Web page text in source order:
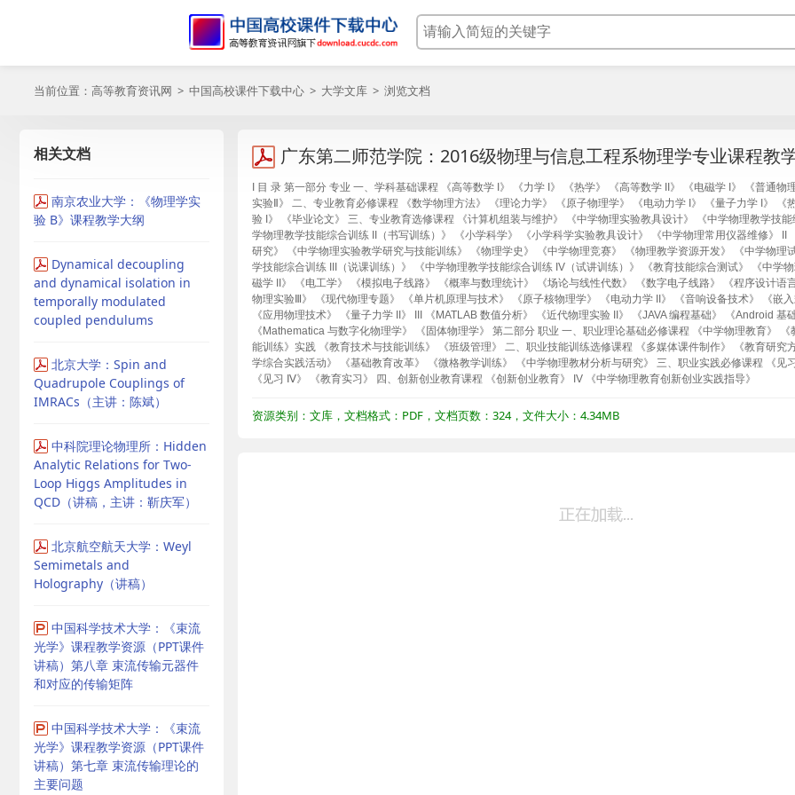
当前位置： 高等教育资讯网 > 中国高校课件下载中心 > 大学文库 > 浏览文档
相关文档
南京农业大学：《物理学实
验 B》课程教学大纲
Dynamical decoupling
and dynamical isolation in
temporally modulated
coupled pendulums
北京大学：Spin and
Quadrupole Couplings of
IMRACs（主讲：陈斌）
中科院理论物理所：Hidden
Analytic Relations for Two-
Loop Higgs Amplitudes in
QCD（讲稿，主讲：靳庆军）
北京航空航天大学：Weyl
Semimetals and
Holography（讲稿）
中国科学技术大学：《束流
光学》课程教学资源（PPT课件
讲稿）第八章 束流传输元器件
和对应的传输矩阵
中国科学技术大学：《束流
光学》课程教学资源（PPT课件
讲稿）第七章 束流传输理论的
主要问题
广东第二师范学院：2016级物理与信息工程系物理学专业课程教
I 目 录 第一部分 专业 一、学科基础课程 《高等数学 I》 《力学 I》 《热学》 《高等数学 II》 《电磁学 I》 《普通物
实验Ⅱ》 二、专业教育必修课程 《数学物理方法》 《理论力学》 《原子物理学》 《电动力学 I》 《量子力学 I》 《
验 I》 《毕业论文》 三、专业教育选修课程 《计算机组装与维护》 《中学物理实验教具设计》 《中学物理教学技
学物理教学技能综合训练 II（书写训练）》 《小学科学》 《小学科学实验教具设计》 《中学物理常用仪器维修》 II
研究》 《中学物理实验教学研究与技能训练》 《物理学史》 《中学物理竞赛》 《物理教学资源开发》 《中学物理
学技能综合训练 III（说课训练）》 《中学物理教学技能综合训练 IV（试讲训练）》 《教育技能综合测试》 《中学
磁学 II》 《电工学》 《模拟电子线路》 《概率与数理统计》 《场论与线性代数》 《数字电子线路》 《程序设计语
物理实验Ⅲ》 《现代物理专题》 《单片机原理与技术》 《原子核物理学》 《电动力学 II》 《音响设备技术》 《嵌
《应用物理技术》 《量子力学 II》 III 《MATLAB 数值分析》 《近代物理实验 II》 《JAVA 编程基础》 《Android 基
《Mathematica 与数字化物理学》 《固体物理学》 第二部分 职业 一、职业理论基础必修课程 《中学物理教育》
能训练》实践 《教育技术与技能训练》 《班级管理》 二、职业技能训练选修课程 《多媒体课件制作》 《教育研究
学综合实践活动》 《基础教育改革》 《微格教学训练》 《中学物理教材分析与研究》 三、职业实践必修课程 《见
《见习 Ⅳ》 《教育实习》 四、创新创业教育课程 《创新创业教育》 IV 《中学物理教育创新创业实践指导》
资源类别：文库，文档格式：PDF，文档页数：324，文件大小：4.34MB